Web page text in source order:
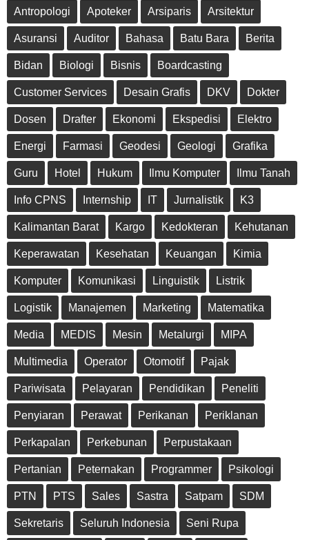
Antropologi Apoteker Arsiparis Arsitektur
Asuransi Auditor Bahasa Batu Bara Berita
Bidan Biologi Bisnis Boardcasting
Customer Services Desain Grafis DKV Dokter
Dosen Drafter Ekonomi Ekspedisi Elektro
Energi Farmasi Geodesi Geologi Grafika
Guru Hotel Hukum Ilmu Komputer Ilmu Tanah
Info CPNS Internship IT Jurnalistik K3
Kalimantan Barat Kargo Kedokteran Kehutanan
Keperawatan Kesehatan Keuangan Kimia
Komputer Komunikasi Linguistik Listrik
Logistik Manajemen Marketing Matematika
Media MEDIS Mesin Metalurgi MIPA
Multimedia Operator Otomotif Pajak
Pariwisata Pelayaran Pendidikan Peneliti
Penyiaran Perawat Perikanan Periklanan
Perkapalan Perkebunan Perpustakaan
Pertanian Peternakan Programmer Psikologi
PTN PTS Sales Sastra Satpam SDM
Sekretaris Seluruh Indonesia Seni Rupa